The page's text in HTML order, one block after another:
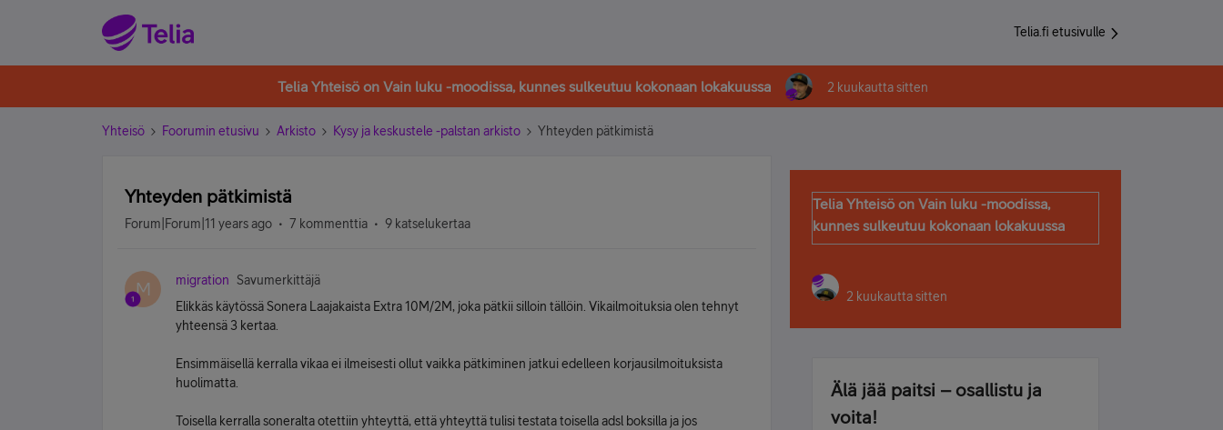
Telia.fi etusivulle
Telia Yhteisö on Vain luku -moodissa, kunnes sulkeutuu kokonaan lokakuussa 2 kuukautta sitten
Yhteisö Foorumin etusivu Arkisto Kysy ja keskustele -palstan arkisto Yhteyden pätkimistä
Yhteyden pätkimistä
Forum|Forum|11 years ago 7 kommenttia 9 katselukertaa
M migration
Savumerkittäjä
Elikkäs käytössä Sonera Laajakaista Extra 10M/2M, joka pätkii silloin tällöin. Vikailmoituksia olen tehnyt
yhteensä 3 kertaa.
Ensimmäisellä kerralla vikaa ei ilmeisesti ollut vaikka pätkiminen jatkui edelleen korjausilmoituksista
huolimatta.
Toisella kerralla soneralta otettiin yhteyttä, että yhteyttä tulisi testata toisella adsl boksilla ja jos
Telia Yhteisö on Vain luku -moodissa,
kunnes sulkeutuu kokonaan lokakuussa
2 kuukautta sitten
Älä jää paitsi – osallistu ja
voita!